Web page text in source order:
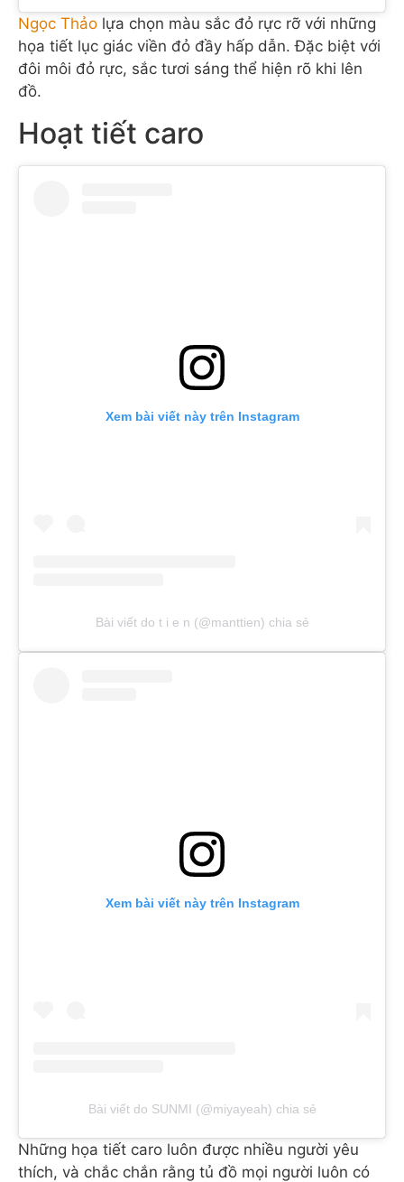
Ngọc Thảo lựa chọn màu sắc đỏ rực rỡ với những
họa tiết lục giác viền đỏ đầy hấp dẫn. Đặc biệt với
đôi môi đỏ rực, sắc tươi sáng thể hiện rõ khi lên
đồ.
Hoạt tiết caro
Xem bài viết này trên Instagram
Bài viết do t i e n (@manttien) chia sẻ
Xem bài viết này trên Instagram
Bài viết do SUNMI (@miyayeah) chia sẻ
Những họa tiết caro luôn được nhiều người yêu
thích, và chắc chắn rằng tủ đồ mọi người luôn có